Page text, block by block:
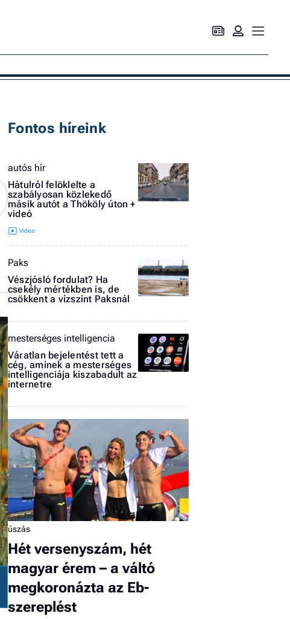
Fontos híreink
autós hír
Hátulról felöklelte a
szabályosan közlekedő
másik autót a Thököly úton +
videó
Paks
Vészjósló fordulat? Ha
csekély mértékben is, de
csökkent a vízszint Paksnál
mesterséges intelligencia
Váratlan bejelentést tett a
cég, aminek a mesterséges
intelligenciája kiszabadult az
internetre
úszás
Hét versenyszám, hét
magyar érem – a váltó
megkoronázta az Eb-
szereplést